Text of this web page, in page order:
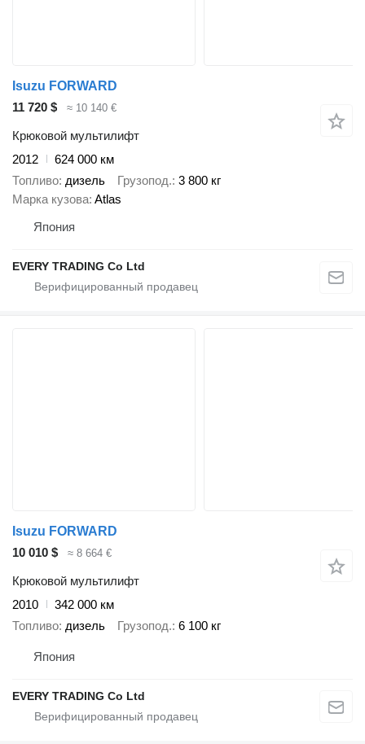
Isuzu FORWARD
11 720 $
≈ 10 140 €
Крюковой мультилифт
2012
624 000 км
Топливо дизель Грузопод. 3 800 кг
Марка кузова Atlas
Япония
EVERY TRADING Co Ltd
Isuzu FORWARD
10 010 $
≈ 8 664 €
Крюковой мультилифт
2010
342 000 км
Топливо дизель Грузопод. 6 100 кг
Япония
EVERY TRADING Co Ltd